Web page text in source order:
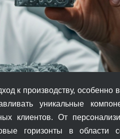
к производству,
уникальные
клиентов. От
горизонты в области